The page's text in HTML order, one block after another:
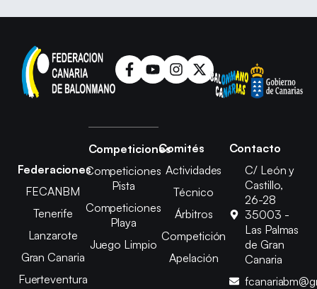
Federaciones
FECANBM
Tenerife
Lanzarote
Gran Canaria
Fuerteventura
Competiciones
Competiciones
Pista
Competiciones
Playa
Juego Limpio
Comités
Actividades
Técnico
Árbitros
Competición
Apelación
Contacto
C/ León y
Castillo,
26-28
35003 -
Las Palmas
de Gran
Canaria